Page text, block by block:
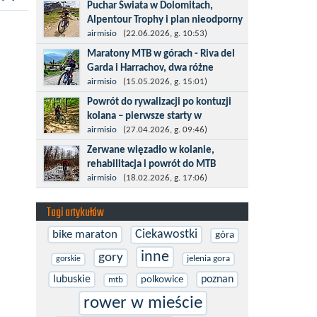
metą na 2275 m we włoskich Alpach –
łącznie 3000 metrów przewyższenia na
dystansie 60 km, ze...
Puchar Świata w Dolomitach,
Alpentour Trophy i plan nieodporny
na upadki
Czerwiec w moim planie oznaczał
wejście w najbardziej wymagający etap
i cel pierwszej części sezonu: Puchar
Świata w maratonie MTB w
Dolomitach...
airmisio (22.06.2026, g. 10:53)
Maratony MTB w górach - Riva del
Garda i Harrachov, dwa różne
wyzwania
Maj to idealny czas, by z płaskich i
szybkich wyścigów przejść do znacznie
bardziej ambitnych wyzwań, jakimi są
górskie wyścigi MTB....
airmisio (15.05.2026, g. 15:01)
Powrót do rywalizacji po kontuzji
kolana – pierwsze starty w
maratonach MTB
Prawdziwym testem po kontuzji kolana
i uszkodzeniu więzadeł jest powrót do
sportowej rywalizacji. Podczas
zawodów znikają bariery,...
airmisio (27.04.2026, g. 09:46)
Zerwane więzadło w kolanie,
rehabilitacja i powrót do MTB
W sporcie nie ma kalkulacji, niezależnie
startujesz w zawodach i chcesz po
prostu oddać się grze, dać z siebie...
airmisio (18.02.2026, g. 17:06)
Tagi artykułów
bike maraton Ciekawostki góra
gorskie gory inne jelenia gora
lubuskie mtb polkowice poznan
rower w mieście